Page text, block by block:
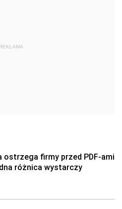
REKLAMA
ostrzega firmy przed PDF-ami
różnica wystarczy